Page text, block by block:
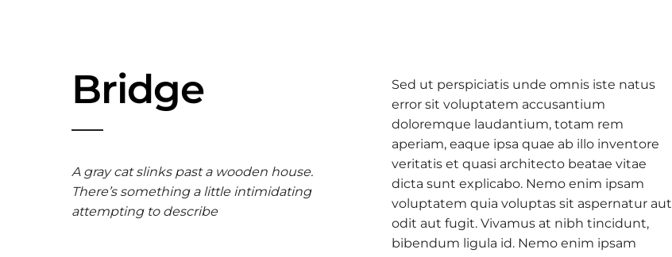
Bridge
A gray cat slinks past a wooden house.
There’s something a little intimidating
attempting to describe
Sed ut perspiciatis unde omnis iste natus
error sit voluptatem accusantium
doloremque laudantium, totam rem
aperiam, eaque ipsa quae ab illo inventore
veritatis et quasi architecto beatae vitae
dicta sunt explicabo. Nemo enim ipsam
voluptatem quia voluptas sit aspernatur aut
odit aut fugit. Vivamus at nibh tincidunt,
bibendum ligula id. Nemo enim ipsam